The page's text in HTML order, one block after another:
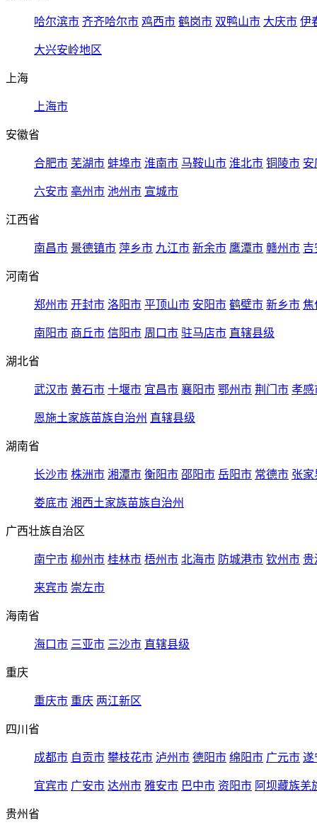
哈尔滨市 齐齐哈尔市 鸡西市 鹤岗市 双鸭山市 大庆市 伊
大兴安岭地区
上海
上海市
安徽省
合肥市 芜湖市 蚌埠市 淮南市 马鞍山市 淮北市 铜陵市 安
六安市 亳州市 池州市 宣城市
江西省
南昌市 景德镇市 萍乡市 九江市 新余市 鹰潭市 赣州市 吉
河南省
郑州市 开封市 洛阳市 平顶山市 安阳市 鹤壁市 新乡市 焦
南阳市 商丘市 信阳市 周口市 驻马店市 直辖县级
湖北省
武汉市 黄石市 十堰市 宜昌市 襄阳市 鄂州市 荆门市 孝感
恩施土家族苗族自治州 直辖县级
湖南省
长沙市 株洲市 湘潭市 衡阳市 邵阳市 岳阳市 常德市 张家
娄底市 湘西土家族苗族自治州
广西壮族自治区
南宁市 柳州市 桂林市 梧州市 北海市 防城港市 钦州市 贵
来宾市 崇左市
海南省
海口市 三亚市 三沙市 直辖县级
重庆
重庆市 重庆 两江新区
四川省
成都市 自贡市 攀枝花市 泸州市 德阳市 绵阳市 广元市 遂
宜宾市 广安市 达州市 雅安市 巴中市 资阳市 阿坝藏族羌
贵州省